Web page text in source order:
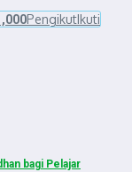
PengikutIkuti
bagi Pelajar